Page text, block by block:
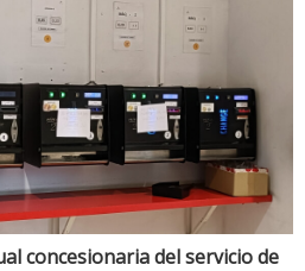
concesionaria del servicio de